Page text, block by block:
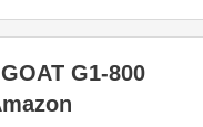
G1-800